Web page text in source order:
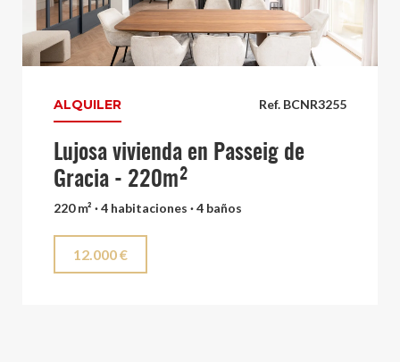
Ref. BCNR3255
ALQUILER
Lujosa vivienda en Passeig de
Gracia - 220m²
220 m² · 4 habitaciones · 4 baños
12.000 €